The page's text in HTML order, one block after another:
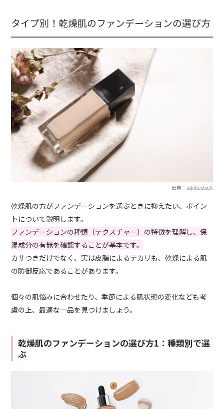
タイプ別！乾燥肌のファンデーションの選び方
出典：adobestock
乾燥肌の方がファンデーションを選ぶときに抑えたい、ポイン
トについて説明します。
ファンデーションの種類（テクスチャー）の特徴を理解し、保
湿成分の有無を確認することが基本です。
カサつきだけでなく、実は皮脂によるテカリも、乾燥による肌
の防御反応であることがあります。
個々の肌悩みに合わせたり、季節による肌状態の変化なども考
慮の上、最適な一品を見つけましょう。
乾燥肌のファンデーションの選び方1：種類別で選
ぶ